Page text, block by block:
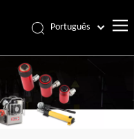
Português
Français
العربية
English